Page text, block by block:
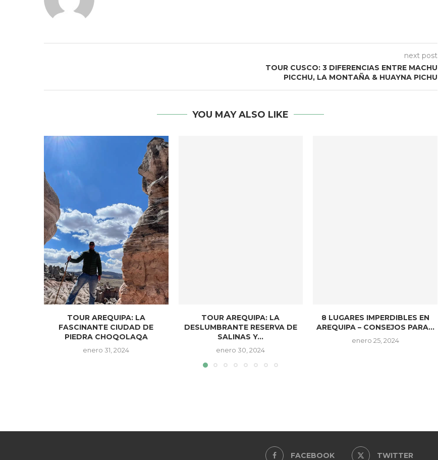
next post
TOUR CUSCO: 3 DIFERENCIAS ENTRE MACHU
PICCHU, LA MONTAÑA & HUAYNA PICHU
YOU MAY ALSO LIKE
TOUR AREQUIPA: LA
FASCINANTE CIUDAD DE
PIEDRA CHOQOLAQA
enero 31, 2024
TOUR AREQUIPA: LA
DESLUMBRANTE RESERVA DE
SALINAS Y...
enero 30, 2024
8 LUGARES IMPERDIBLES EN
AREQUIPA – CONSEJOS PARA...
enero 25, 2024
FACEBOOK TWITTER